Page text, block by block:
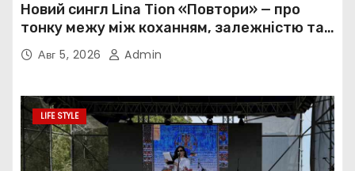
Новий сингл Lina Tion «Повтори» — про
тонку межу між коханням, залежністю та
нав’язливою прив’язаністю
Авг 5, 2026 Admin
LIFE STYLE